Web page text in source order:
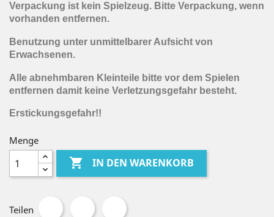
Verpackung ist kein Spielzeug. Bitte Verpackung, wenn
vorhanden entfernen.
Benutzung unter unmittelbarer Aufsicht von
Erwachsenen.
Alle abnehmbaren Kleinteile bitte vor dem Spielen
entfernen damit keine Verletzungsgefahr besteht.
Erstickungsgefahr!!
Menge
 IN DEN WARENKORB
Teilen